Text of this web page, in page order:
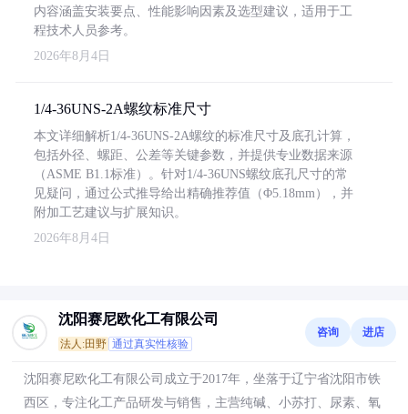
内容涵盖安装要点、性能影响因素及选型建议，适用于工
程技术人员参考。
2026年8月4日
1/4-36UNS-2A螺纹标准尺寸
本文详细解析1/4-36UNS-2A螺纹的标准尺寸及底孔计算，
包括外径、螺距、公差等关键参数，并提供专业数据来源
（ASME B1.1标准）。针对1/4-36UNS螺纹底孔尺寸的常
见疑问，通过公式推导给出精确推荐值（Φ5.18mm），并
附加工艺建议与扩展知识。
2026年8月4日
沈阳赛尼欧化工有限公司
法人:田野 通过真实性核验
咨询 进店
沈阳赛尼欧化工有限公司成立于2017年，坐落于辽宁省沈阳市铁
西区，专注化工产品研发与销售，主营纯碱、小苏打、尿素、氧